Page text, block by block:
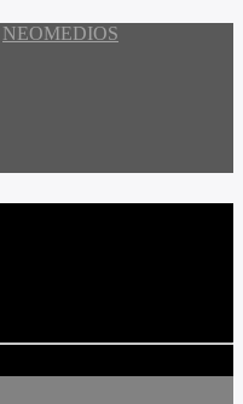
NEOMEDIOS